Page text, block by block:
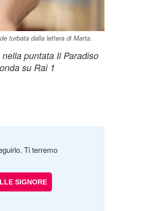
turbata dalla lettera di Marta.
puntata Il Paradiso
su Rai 1
Ti terremo
SIGNORE